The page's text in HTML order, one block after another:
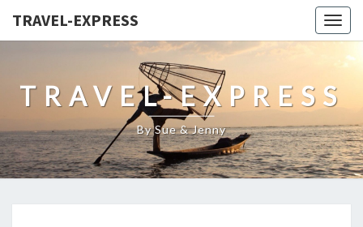
TRAVEL-EXPRESS
TRAVEL-EXPRESS
By Sue & Jenny